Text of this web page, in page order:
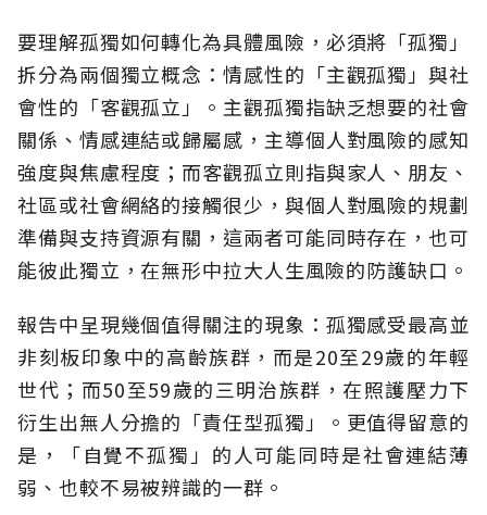
要理解孤獨如何轉化為具體風險，必須將「孤獨」
拆分為兩個獨立概念：情感性的「主觀孤獨」與社
會性的「客觀孤立」。主觀孤獨指缺乏想要的社會
關係、情感連結或歸屬感，主導個人對風險的感知
強度與焦慮程度；而客觀孤立則指與家人、朋友、
社區或社會網絡的接觸很少，與個人對風險的規劃
準備與支持資源有關，這兩者可能同時存在，也可
能彼此獨立，在無形中拉大人生風險的防護缺口。
報告中呈現幾個值得關注的現象：孤獨感受最高並
非刻板印象中的高齡族群，而是20至29歲的年輕
世代；而50至59歲的三明治族群，在照護壓力下
衍生出無人分擔的「責任型孤獨」。更值得留意的
是，「自覺不孤獨」的人可能同時是社會連結薄
弱、也較不易被辨識的一群。